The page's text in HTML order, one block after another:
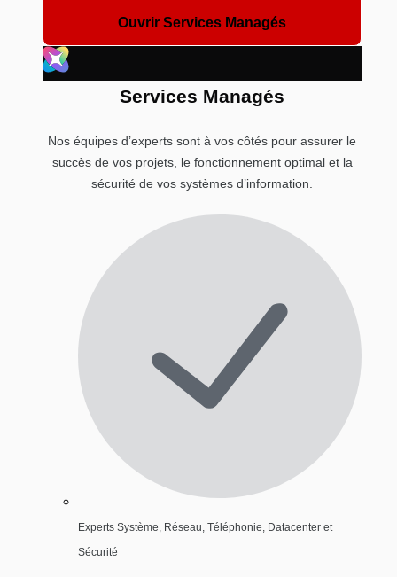
Ouvrir Services Managés
Services Managés
Nos équipes d’experts sont à vos côtés pour assurer le
succès de vos projets, le fonctionnement optimal et la
sécurité de vos systèmes d’information.
Experts Système, Réseau, Téléphonie, Datacenter et
Sécurité